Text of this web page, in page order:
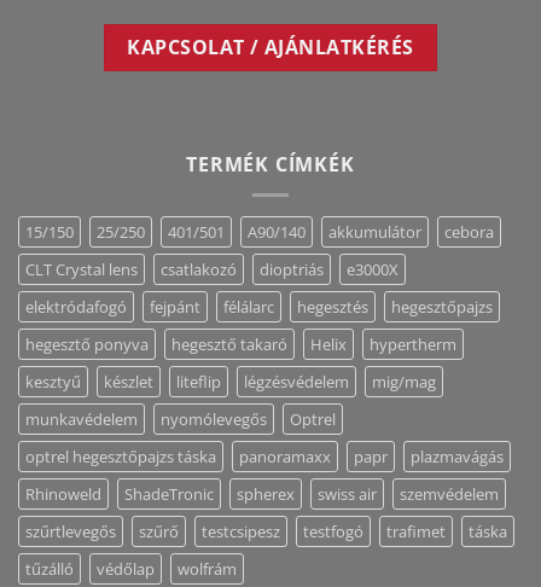
KAPCSOLAT / AJÁNLATKÉRÉS
TERMÉK CÍMKÉK
15/150 25/250 401/501 A90/140 akkumulátor
cebora
CLT Crystal lens
csatlakozó dioptriás
e3000X
elektródafogó
fejpánt félálarc hegesztés
hegesztőpajzs
hegesztő ponyva
hegesztő takaró Helix
hypertherm
kesztyű
készlet liteflip légzésvédelem
mig/mag
munkavédelem
nyomólevegős
Optrel
optrel hegesztőpajzs táska
panoramaxx papr
plazmavágás
Rhinoweld
ShadeTronic spherex swiss air
szemvédelem
szűrtlevegős
szűrő testcsipesz testfogó trafimet
táska
tűzálló
védőlap wolfrám